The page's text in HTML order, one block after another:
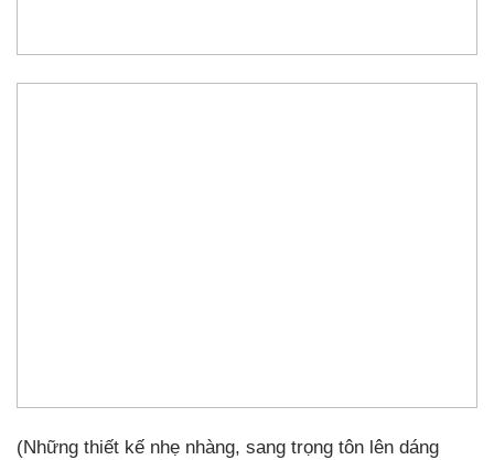
(Những thiết kế nhẹ nhàng, sang trọng tôn lên dáng